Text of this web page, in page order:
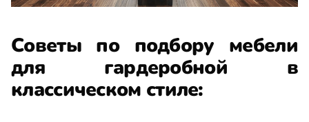
Советы по подбору мебели
для гардеробной в
классическом стиле: